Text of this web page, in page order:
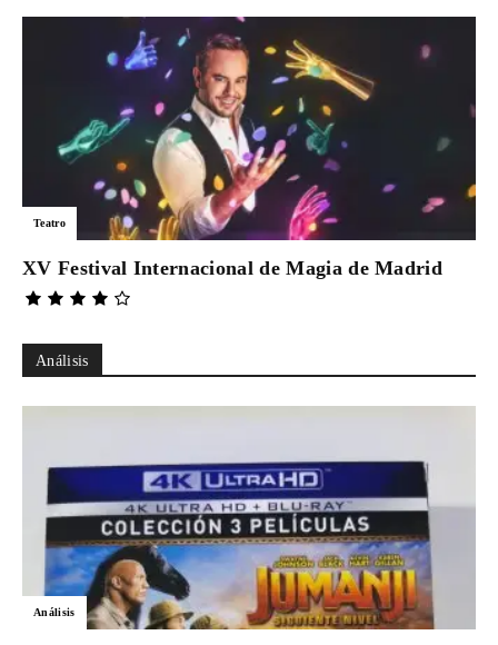
Teatro
XV Festival Internacional de Magia de Madrid
Análisis
Análisis